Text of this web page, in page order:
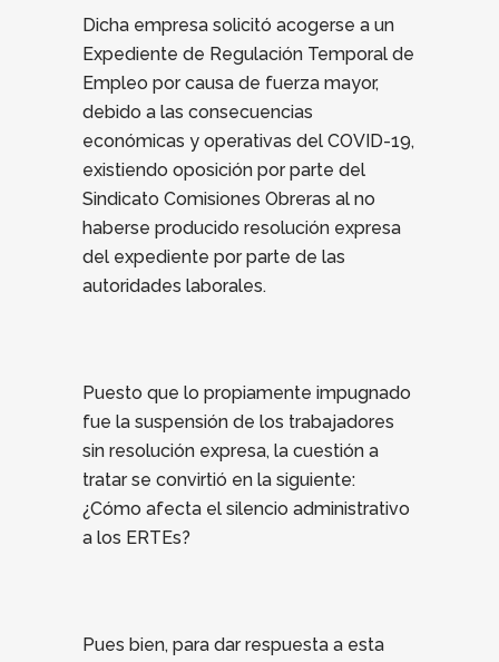
Dicha empresa solicitó acogerse a un
Expediente de Regulación Temporal de
Empleo por causa de fuerza mayor,
debido a las consecuencias
económicas y operativas del COVID-19,
existiendo oposición por parte del
Sindicato Comisiones Obreras al no
haberse producido resolución expresa
del expediente por parte de las
autoridades laborales.
Puesto que lo propiamente impugnado
fue la suspensión de los trabajadores
sin resolución expresa, la cuestión a
tratar se convirtió en la siguiente:
¿Cómo afecta el silencio administrativo
a los ERTEs?
Pues bien, para dar respuesta a esta